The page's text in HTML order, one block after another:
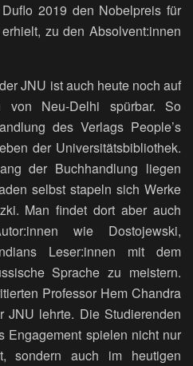
2019 den Nobelpreis für
zu den Absolvent:innen
JNU ist auch heute noch auf
Neu-Delhi spürbar. So
des Verlags People’s
der Universitätsbibliothek.
der Buchhandlung liegen
selbst stapeln sich Werke
Man findet dort aber auch
wie Dostojewski,
Leser:innen mit dem
Sprache zu meistern.
Professor Hem Chandra
JNU lehrte. Die Studierenden
Engagement spielen nicht nur
sondern auch im heutigen